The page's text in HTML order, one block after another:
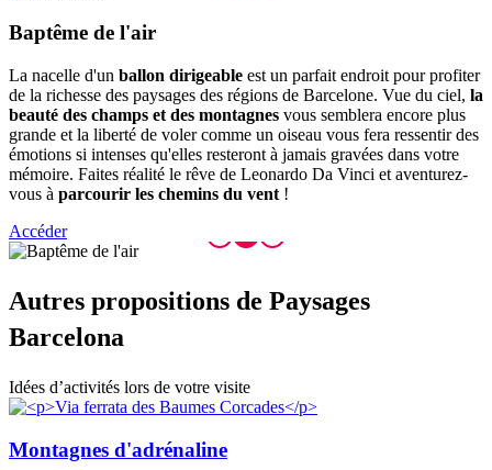
Baptême de l'air
La nacelle d'un ballon dirigeable est un parfait endroit pour profiter
de la richesse des paysages des régions de Barcelone. Vue du ciel, la
beauté des champs et des montagnes vous semblera encore plus
grande et la liberté de voler comme un oiseau vous fera ressentir des
émotions si intenses qu'elles resteront à jamais gravées dans votre
mémoire. Faites réalité le rêve de Leonardo Da Vinci et aventurez-
vous à parcourir les chemins du vent !
Accéder
Autres propositions de Paysages
Barcelona
Idées d’activités lors de votre visite
Montagnes d'adrénaline